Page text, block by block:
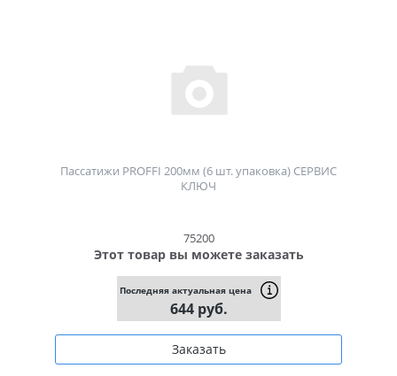
Пассатижи PROFFI 200мм (6 шт. упаковка) СЕРВИС
КЛЮЧ
75200
Этот товар вы можете заказать
Последняя актуальная цена
644 руб.
Заказать